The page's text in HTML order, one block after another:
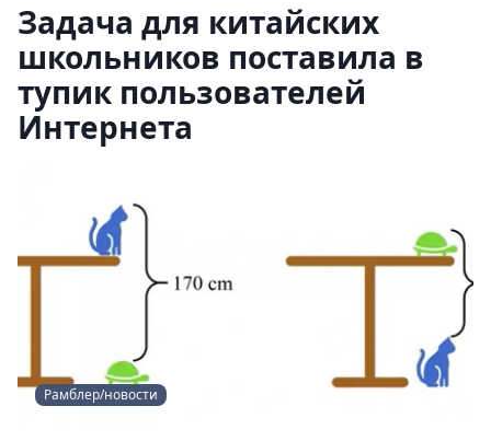
Задача для китайских
школьников поставила в
тупик пользователей
Интернета
Рамблер/новости